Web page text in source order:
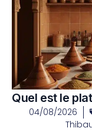
Quel est le
04/08/2026